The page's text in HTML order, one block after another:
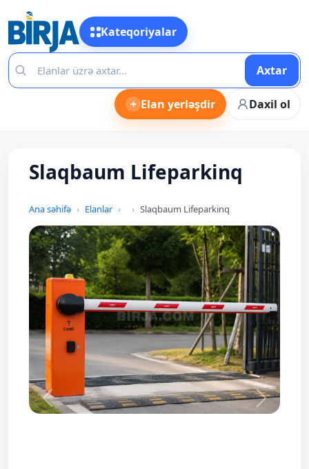
Kateqoriyalar
Axtar
+ Elan yerləşdir Daxil ol
Slaqbaum Lifeparkinq
Ana səhifə Elanlar Slaqbaum Lifeparkinq
Prev Next